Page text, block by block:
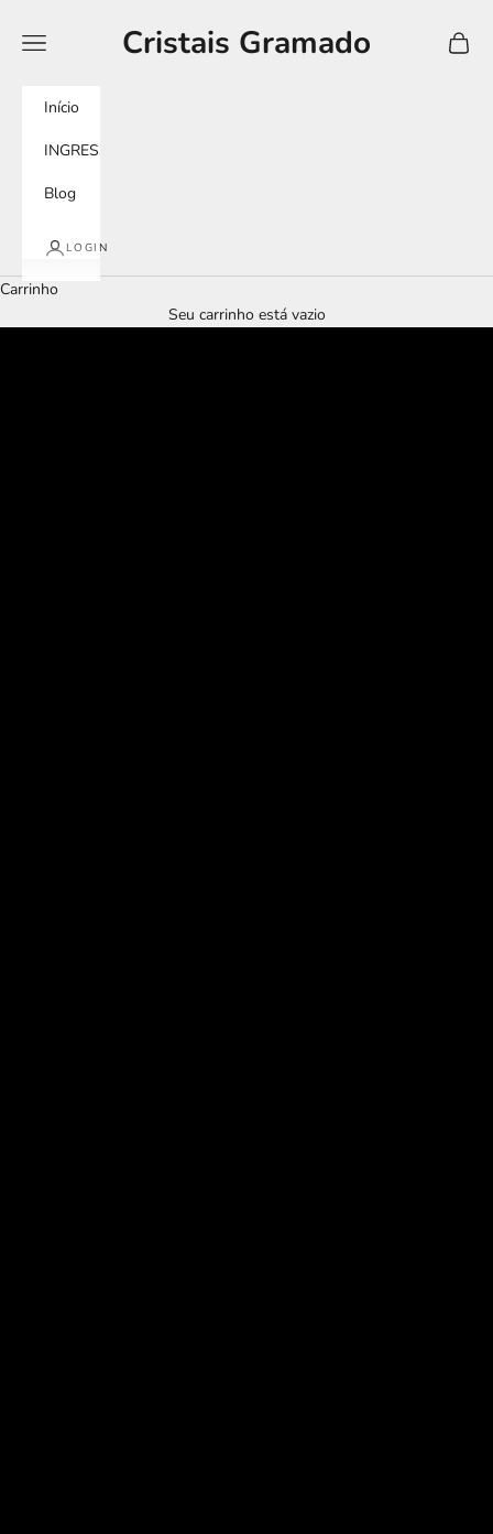
Cristais Gramado
Menu
Início
INGRESSOS
Blog
LOGIN
Carrinho
Seu carrinho está vazio
tour imersivo